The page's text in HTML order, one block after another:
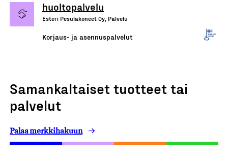
huoltopalvelu
Esteri Pesulakoneet Oy, Palvelu
Korjaus- ja asennuspalvelut
Samankaltaiset tuotteet tai
palvelut
Palaa merkkihakuun